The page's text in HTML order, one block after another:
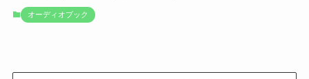
オーディオブック